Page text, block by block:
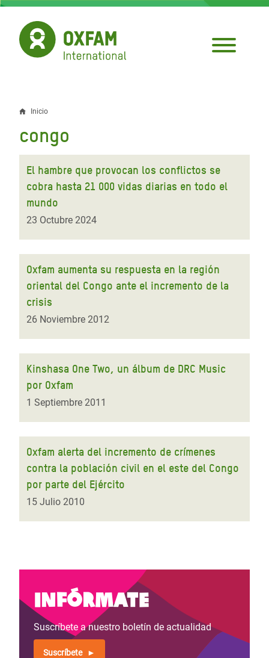
Pasar
contenido
principal
Sobrescribir
enlaces
de
ayuda
la
navegación
Inicio
congo
El hambre que provocan los conflictos se
cobra hasta 21 000 vidas diarias en todo el
mundo
23 Octubre 2024
Oxfam aumenta su respuesta en la región
oriental del Congo ante el incremento de la
crisis
26 Noviembre 2012
Kinshasa One Two, un álbum de DRC Music
por Oxfam
1 Septiembre 2011
Oxfam alerta del incremento de crímenes
contra la población civil en el este del Congo
por parte del Ejército
15 Julio 2010
Infórmate
Suscríbete a nuestro boletín de actualidad
Suscríbete